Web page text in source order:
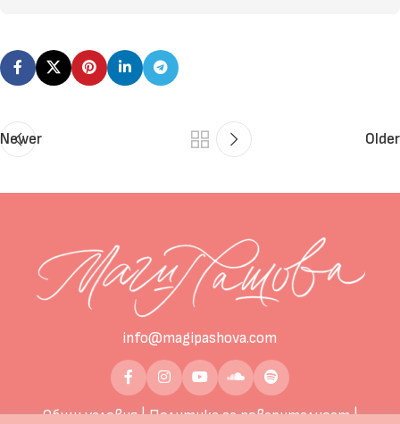
Newer Older
info@magipashova.com
Общи условия|Политика за поверителност|